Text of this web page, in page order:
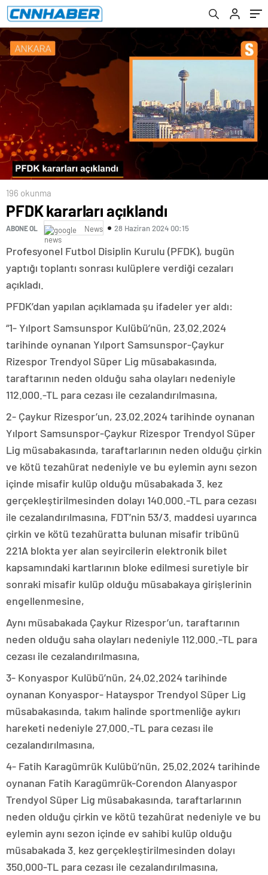
196 okunma
PFDK kararları açıklandı
ABONE OL News 28 Haziran 2024 00:15
Profesyonel Futbol Disiplin Kurulu (PFDK), bugün
yaptığı toplantı sonrası kulüplere verdiği cezaları
açıkladı.
PFDK’dan yapılan açıklamada şu ifadeler yer aldı:
“1- Yılport Samsunspor Kulübü’nün, 23.02.2024
tarihinde oynanan Yılport Samsunspor-Çaykur
Rizespor Trendyol Süper Lig müsabakasında,
taraftarının neden olduğu saha olayları nedeniyle
112.000.-TL para cezası ile cezalandırılmasına,
2- Çaykur Rizespor’un, 23.02.2024 tarihinde oynanan
Yılport Samsunspor-Çaykur Rizespor Trendyol Süper
Lig müsabakasında, taraftarlarının neden olduğu çirkin
ve kötü tezahürat nedeniyle ve bu eylemin aynı sezon
içinde misafir kulüp olduğu müsabakada 3. kez
gerçekleştirilmesinden dolayı 140.000.-TL para cezası
ile cezalandırılmasına, FDT’nin 53/3. maddesi uyarınca
çirkin ve kötü tezahüratta bulunan misafir tribünü
221A blokta yer alan seyircilerin elektronik bilet
kapsamındaki kartlarının bloke edilmesi suretiyle bir
sonraki misafir kulüp olduğu müsabakaya girişlerinin
engellenmesine,
Aynı müsabakada Çaykur Rizespor’un, taraftarının
neden olduğu saha olayları nedeniyle 112.000.-TL para
cezası ile cezalandırılmasına,
3- Konyaspor Kulübü’nün, 24.02.2024 tarihinde
oynanan Konyaspor- Hatayspor Trendyol Süper Lig
müsabakasında, takım halinde sportmenliğe aykırı
hareketi nedeniyle 27.000.-TL para cezası ile
cezalandırılmasına,
4- Fatih Karagümrük Kulübü’nün, 25.02.2024 tarihinde
oynanan Fatih Karagümrük-Corendon Alanyaspor
Trendyol Süper Lig müsabakasında, taraftarlarının
neden olduğu çirkin ve kötü tezahürat nedeniyle ve bu
eylemin aynı sezon içinde ev sahibi kulüp olduğu
müsabakada 3. kez gerçekleştirilmesinden dolayı
350.000-TL para cezası ile cezalandırılmasına,